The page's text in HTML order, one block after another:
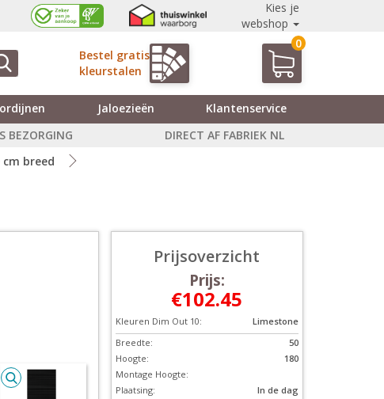
Kies je
webshop
Bestel gratis
kleurstalen
0
Jaloezieën
Klantenservice
BEZORGING
DIRECT AF FABRIEK NL
breed
Prijsoverzicht
Prijs:
€102.45
Kleuren Dim Out 10:
Limestone
Breedte:
50
Hoogte:
180
Montage Hoogte:
Plaatsing:
In de dag